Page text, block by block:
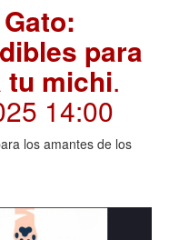
para
tu michi.
14:00
los amantes de los